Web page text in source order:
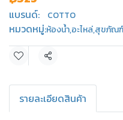
แบรนด์: COTTO
หมวดหมู่:ห้องน้ำ,อะไหล่,สุขภัณฑ์
แชร์
รายละเอียดสินค้า